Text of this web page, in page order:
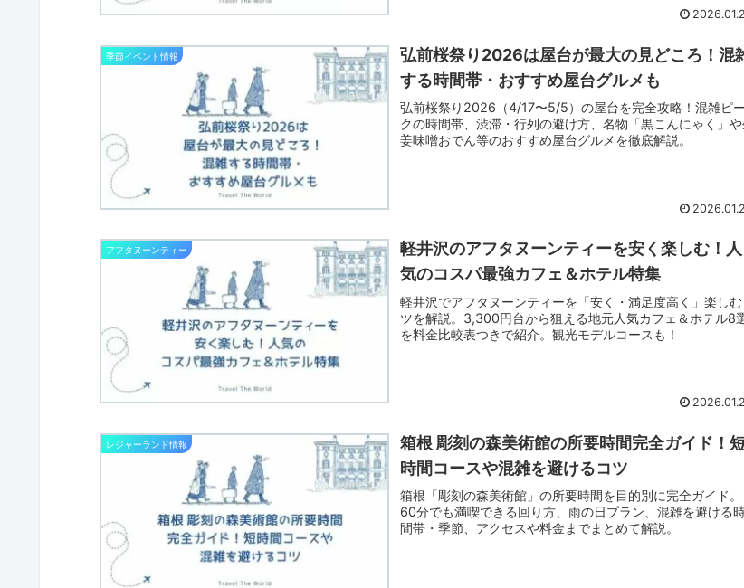
季節イベント情報
弘前桜祭り2026は屋台が最大の見どころ！混
する時間帯・おすすめ屋台グルメも
弘前桜祭り2026（4/17〜5/5）の屋台を完全攻略！混雑ピー
クの時間帯、渋滞・行列の避け方、名物「黒こんにゃく」や
姜味噌おでん等のおすすめ屋台グルメを徹底解説。
アフタヌーンティー
軽井沢のアフタヌーンティーを安く楽しむ！人
気のコスパ最強カフェ＆ホテル特集
軽井沢でアフタヌーンティーを「安く・満足度高く」楽しむ
ツを解説。3,300円台から狙える地元人気カフェ＆ホテル8
を料金比較表つきで紹介。観光モデルコースも！
レジャーランド情報
箱根 彫刻の森美術館の所要時間完全ガイド！
時間コースや混雑を避けるコツ
箱根「彫刻の森美術館」の所要時間を目的別に完全ガイド。
60分でも満喫できる回り方、雨の日プラン、混雑を避ける
間帯・季節、アクセスや料金までまとめて解説。